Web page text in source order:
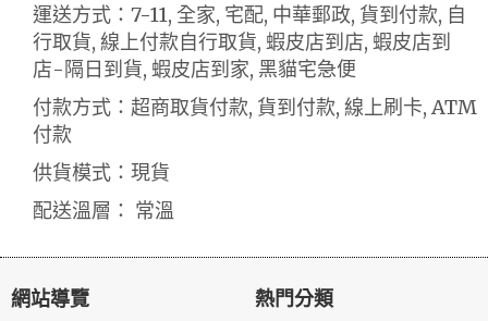
運送方式：7-11, 全家, 宅配, 中華郵政, 貨到付款, 自
行取貨, 線上付款自行取貨, 蝦皮店到店, 蝦皮店到
店-隔日到貨, 蝦皮店到家, 黑貓宅急便
付款方式：超商取貨付款, 貨到付款, 線上刷卡, ATM
付款
供貨模式：現貨
配送溫層： 常溫
網站導覽 熱門分類